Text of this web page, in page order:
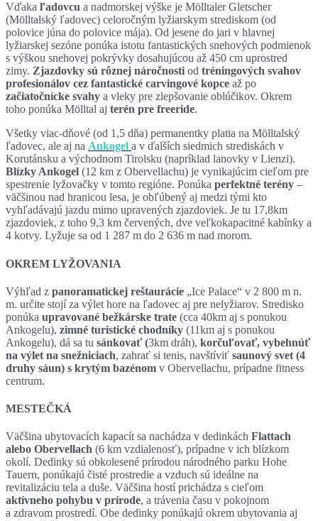
Vďaka ľadovcu a nadmorskej výške je Mölltaler Gletscher
(Mölltalský ľadovec) celoročným lyžiarskym strediskom (od
polovice júna do polovice mája). Od jesene do jari v hlavnej
lyžiarskej sezóne ponúka istotu fantastických snehových podmienok
s výškou snehovej pokrývky dosahujúcou až 450 cm uprostred
zimy. Zjazdovky sú rôznej náročnosti od tréningových svahov
profesionálov cez fantastické carvingové kopce až po
začiatočnícke svahy a vleky pre zlepšovanie oblúčikov. Okrem
toho ponúka Mölltal aj terén pre freeride.
Všetky viac-dňové (od 1,5 dňa) permanentky platia na Mölltalský
ľadovec, ale aj na Ankogel a v ďalších siedmich strediskách v
Korutánsku a východnom Tirolsku (napríklad lanovky v Lienzi).
Blízky Ankogel (12 km z Obervellachu) je vynikajúcim cieľom pre
spestrenie lyžovačky v tomto regióne. Ponúka perfektné terény –
väčšinou nad hranicou lesa, je obľúbený aj medzi tými kto
vyhľadávajú jazdu mimo upravených zjazdoviek. Je tu 17,8km
zjazdoviek, z toho 9,3 km červených, dve veľkokapacitné kabínky a
4 kotvy. Lyžuje sa od 1 287 m do 2 636 m nad morom.
OKREM LYŽOVANIA
Výhľad z panoramatickej reštaurácie „Ice Palace“ v 2 800 m n.
m. určite stojí za výlet hore na ľadovec aj pre nelyžiarov. Stredisko
ponúka upravované bežkárske trate (cca 40km aj s ponukou
Ankogelu), zimné turistické chodníky (11km aj s ponukou
Ankogelu), dá sa tu sánkovať (3km dráh), korčuľovať, vybehnúť
na výlet na snežniciach, zahrať si tenis, navštíviť saunový svet (4
druhy sáun) s krytým bazénom v Obervellachu, prípadne fitness
centrum.
MESTEČKÁ
Väčšina ubytovacích kapacít sa nachádza v dedinkách Flattach
alebo Obervellach (6 km vzdialenosť), prípadne v ich blízkom
okolí. Dedinky sú obkolesené prírodou národného parku Hohe
Tauern, ponúkajú čisté prostredie a vzduch sú ideálne na
revitalizáciu tela a duše. Väčšina hostí prichádza s cieľom
aktívneho pohybu v prírode, a trávenia času v pokojnom
a zdravom prostredí. Obe dedinky ponúkajú okrem ubytovania aj